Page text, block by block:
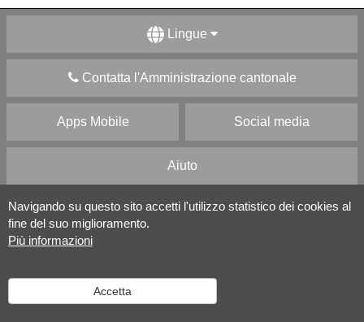
Navigando su questo sito accetti l'utilizzo statistico dei cookies al
fine del suo miglioramento.
Più informazioni
Accetta
Lingue
Contatta l'Amministrazione cantonale
Apps Mobile Social media
Aiuto
Versione desktop | Informazioni legali